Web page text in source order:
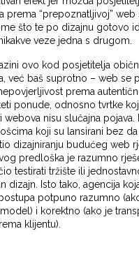
prema “prepoznatljivoj” web
što te po dizajnu gotovo
veze jedna s drugom.
ovo kod posjetitelja
već baš suprotno – web se
nepovjerljivost prema
ponude, odnosno tvrtke
webova nisu slučajna pojava.
koji su lansirani bez
dizajniranju budućeg web
predloška je razumno
testirati tržište ili
dizajn. Isto tako, agencija
potpuno razumno
i korektno (ako je
klijentu).